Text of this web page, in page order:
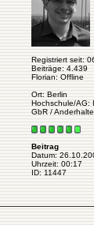
Registriert seit:
Beiträge: 4.439
Florian: Offline
Ort: Berlin
Hochschule/AG:
GbR /
Beitrag
Datum:
Uhrzeit: 00:17
ID: 11447